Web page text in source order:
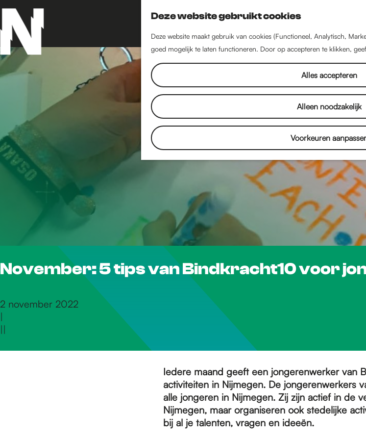
Deze website gebruikt cookies
Deze website maakt gebruik van cookies (Functioneel, Analytisch,
goed mogelijk te laten functioneren. Door op accepteren te klikken,
Alles accepteren
Alleen noodzakelijk
Voorkeuren
November: 5 tips van Bindkracht10 voor
2 november 2022
|
||
Iedere maand geeft een jongerenwerker van
activiteiten in Nijmegen. De jongerenwerkers
alle jongeren in Nijmegen. Zij zijn actief in de
Nijmegen, maar organiseren ook stedelijke
bij al je talenten, vragen en ideeën.